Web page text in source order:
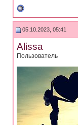
05.10.2023, 05:41
Alissa
Пользователь